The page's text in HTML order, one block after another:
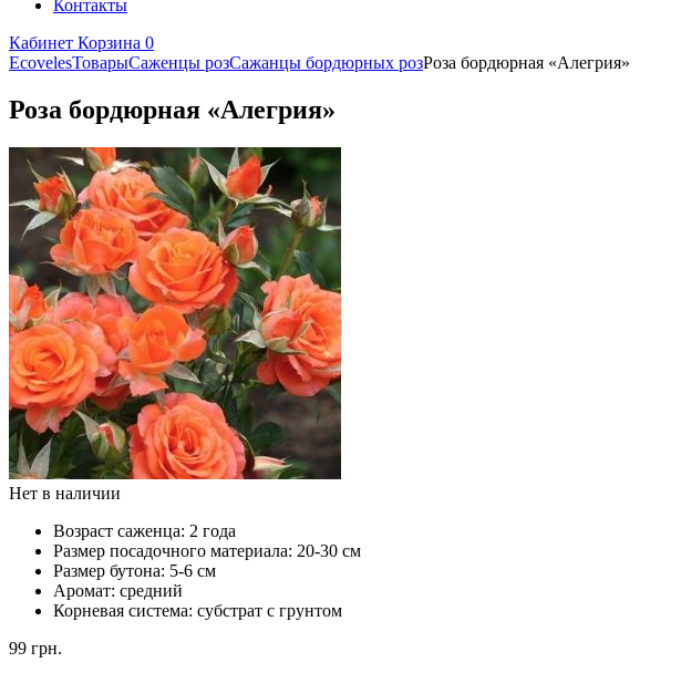
Контакты
Кабинет Корзина 0
EcovelesТоварыСаженцы розСажанцы бордюрных розРоза бордюрная «Алегрия»
Роза бордюрная «Алегрия»
Нет в наличии
Возраст саженца: 2 года
Размер посадочного материала: 20-30 см
Размер бутона: 5-6 см
Аромат: средний
Корневая система: субстрат с грунтом
99 грн.